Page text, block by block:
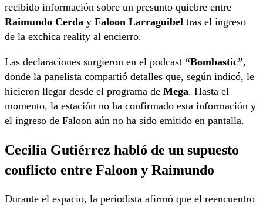
recibido información sobre un presunto quiebre entre
Raimundo Cerda y Faloon Larraguibel tras el ingreso
de la exchica reality al encierro.
Las declaraciones surgieron en el podcast “Bombastic”,
donde la panelista compartió detalles que, según indicó, le
hicieron llegar desde el programa de Mega. Hasta el
momento, la estación no ha confirmado esta información y
el ingreso de Faloon aún no ha sido emitido en pantalla.
Cecilia Gutiérrez habló de un supuesto
conflicto entre Faloon y Raimundo
Durante el espacio, la periodista afirmó que el reencuentro